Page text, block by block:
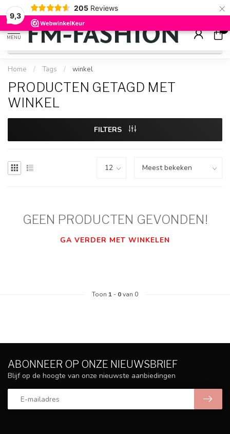
9,3
205 Reviews ×
Check onzesale artikelenvoor flinke kortingen
MENU
0
Home / Tags / winkel
PRODUCTEN GETAGD MET
WINKEL
FILTERS
GEEN PRODUCTEN GEVONDEN!
GA VERDER MET WINKELEN
Toon 1 - 0van 0
ABONNEER OP ONZE NIEUWSBRIEF
Blijf op de hoogte van onze nieuwste aanbiedingen